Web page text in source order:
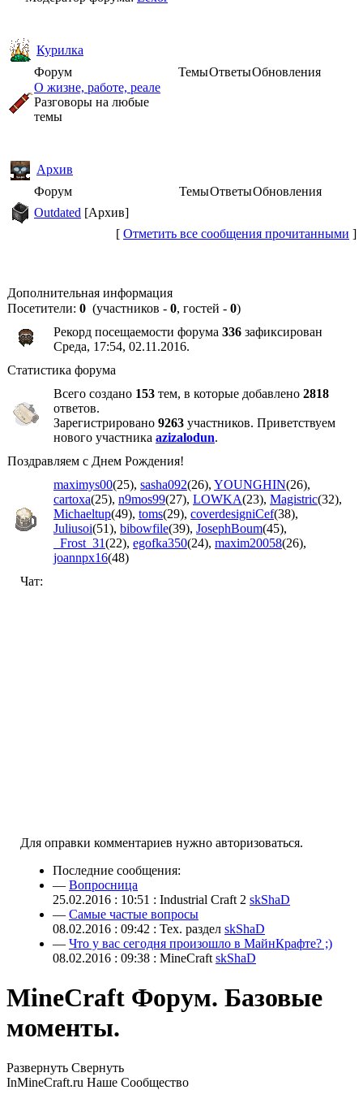
Курилка
Форум
ТемыОтветыОбновления
О жизне, работе, реале
Разговоры на любые
темы
Архив
Форум
ТемыОтветыОбновления
Outdated [Архив]
[ Отметить все сообщения прочитанными ]
Дополнительная информация
Посетители: 0 (участников - 0, гостей - 0)
Рекорд посещаемости форума 336 зафиксирован
Среда, 17:54, 02.11.2016.
Статистика форума
Всего создано 153 тем, в которые добавлено 2818
ответов.
Зарегистрировано 9263 участников. Приветствуем
нового участника azizalodun.
Поздравляем с Днем Рождения!
maximys00(25), sasha092(26), YOUNGHIN(26),
cartoxa(25), n9mos99(27), LOWKA(23), Magistric(32),
Michaeltup(49), toms(29), coverdesigniCef(38),
Juliusoi(51), bibowfile(39), JosephBoum(45),
_Frost_31(22), egofka350(24), maxim20058(26),
joannpx16(48)
Чат:
Для оправки комментариев нужно авторизоваться.
Последние сообщения:
— Вопросница
25.02.2016 : 10:51 : Industrial Craft 2 skShaD
— Самые частые вопросы
08.02.2016 : 09:42 : Тех. раздел skShaD
— Что у вас сегодня произошло в МайнКрафте? ;)
08.02.2016 : 09:38 : MineCraft skShaD
MineCraft Форум. Базовые
моменты.
Развернуть Свернуть
InMineCraft.ru Наше Сообщество